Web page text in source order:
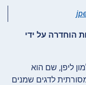
הוחדרה על ידי
ליפן, שם הוא
לדגים שמנים